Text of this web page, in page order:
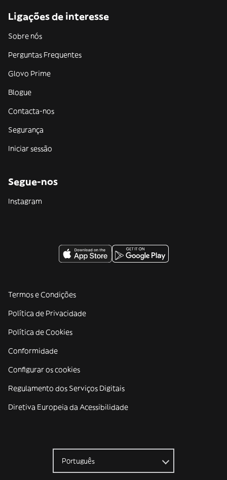
Ligações de interesse
Sobre nós
Perguntas Frequentes
Glovo Prime
Blogue
Contacta-nos
Segurança
Iniciar sessão
Segue-nos
Instagram
Termos e Condições
Política de Privacidade
Política de Cookies
Conformidade
Configurar os cookies
Regulamento dos Serviços Digitais
Diretiva Europeia da Acessibilidade